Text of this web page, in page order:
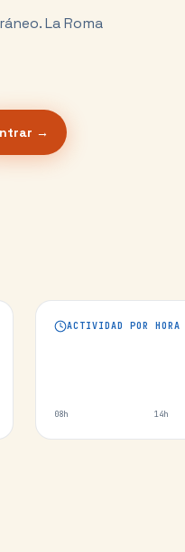
La Roma
→
ACTIVIDAD POR HORA
08h 14h